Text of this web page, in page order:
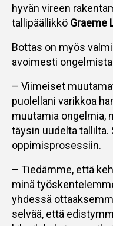
hyvän vireen
tallipäällikkö Graeme
Bottas on myös
avoimesti
– Viimeiset
puolellani varikkoa
muutamia ongelmia,
täysin uudelta tallilta.
oppimisprosessiin.
– Tiedämme, että
minä
yhdessä
selvää, että